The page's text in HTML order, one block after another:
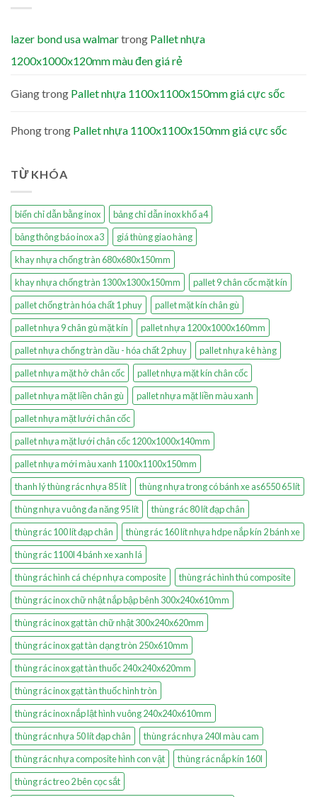
lazer bond usa walmartrong Pallet nhựa
1200x1000x120mm màu đen giá rẻ
Giangtrong Pallet nhựa 1100x1100x150mm giá cực sốc
Phongtrong Pallet nhựa 1100x1100x150mm giá cực sốc
TỪ KHÓA
biển chỉ dẫn bằng inox
bảng chỉ dẫn inox khổ a4
bảng thông báo inox a3
giá thùng giao hàng
khay nhựa chống tràn 680x680x150mm
khay nhựa chống tràn 1300x1300x150mm
pallet 9 chân cốc mặt kín
pallet chống tràn hóa chất 1 phuy
pallet mặt kín chân gù
pallet nhựa 9 chân gù mặt kín
pallet nhựa 1200x1000x160mm
pallet nhựa chống tràn dầu - hóa chất 2 phuy
pallet nhựa kê hàng
pallet nhựa mặt hở chân cốc
pallet nhựa mặt kín chân cốc
pallet nhựa mặt liền chân gù
pallet nhựa mặt liền màu xanh
pallet nhựa mặt lưới chân cốc
pallet nhựa mặt lưới chân cốc 1200x1000x140mm
pallet nhựa mới màu xanh 1100x1100x150mm
thanh lý thùng rác nhựa 85 lít
thùng nhựa trong có bánh xe as6550 65 lít
thùng nhựa vuông đa năng 95 lít
thùng rác 80 lít đạp chân
thùng rác 100 lít đạp chân
thùng rác 160 lít nhựa hdpe nắp kín 2 bánh xe
thùng rác 1100l 4 bánh xe xanh lá
thùng rác hình cá chép nhựa composite
thùng rác hình thú composite
thùng rác inox chữ nhật nắp bập bênh 300x240x610mm
thùng rác inox gạt tàn chữ nhật 300x240x620mm
thùng rác inox gạt tàn dạng tròn 250x610mm
thùng rác inox gạt tàn thuốc 240x240x620mm
thùng rác inox gạt tàn thuốc hình tròn
thùng rác inox nắp lật hình vuông 240x240x610mm
thùng rác nhựa 50 lít đạp chân
thùng rác nhựa 240l màu cam
thùng rác nhựa composite hình con vật
thùng rác nắp kín 160l
thùng rác treo 2 bên cọc sắt